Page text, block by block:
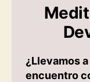
¿Llevamos
encuentro